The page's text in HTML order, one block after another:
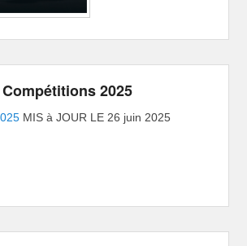
2025
MIS à JOUR LE 26 juin 2025